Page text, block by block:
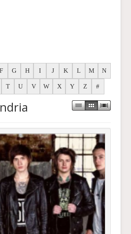
F G H I J K L M N
T U V W X Y Z #